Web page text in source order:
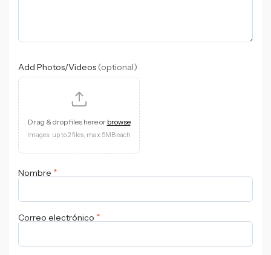
Add Photos/Videos (optional)
Drag & drop files here or browse
Images: up to 2 files, max 5MB each
Nombre *
Correo electrónico *